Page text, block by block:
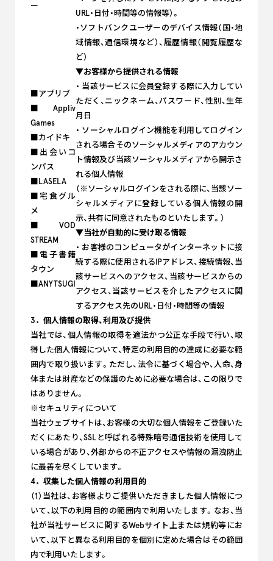
ー
URL・日付・時間等の情報等）。
・ソフトバンクユーザーのデバイス情報（国・地
域情報、通信環境など）、履歴情報（閲覧履歴な
ど）
■アプリブ
■Appliv
Games
■カイドキ
■出会いコ
ンパス
■LASELA
■宅食グル
メ
■VOD
STREAM
■電子書籍
タウン
■ANYTSUGI
▼お客様から提供される情報
・ 当該サービスに会員登録する際に入力してい
ただく、ニックネーム、パスワード、性別、生年
月日
・ ソーシャルログイン機能を利用してログイン
される場合そのソーシャルメディアのアカウン
ト情報及び当該ソーシャルメディアから開示さ
れる個人情報
（※ソーシャルログインをされる際に、当該ソー
シャルメディアに登録している個人情報の開
示、共有に同意されたものといたします。）
▼当社が自動的に受け取る情報
・ お客様のコンピュータがインターネットに接
続する際に使用されるIPアドレス、接続情報、当
該サービスへのアクセス、当該サービスからの
アクセス、当該サービスを介したアクセスに関
するアクセス先のURL・日付・時間等の情報
3．個人情報の取得、利用及び提供
当社では、個人情報の取得を適法かつ公正な手段で行い、取
得した個人情報について、特定の利用目的の達成に必要な範
囲内で取り扱います。ただし、法令に基づく場合や、人命、身
体または財産などの保護のために必要な場合は、この限りで
はありません。
※セキュリティについて
当社ウェブサイトは、お客様の大切な個人情報をご登録いた
だくにあたり、SSLと呼ばれる特殊暗号通信技術を使用して
いる場合があり、外部からの不正アクセスや情報の漏洩防止
に最善を尽くしています。
4．収集した個人情報の利用目的
（1）当社は、お客様よりご提供いただきました個人情報につ
いて、以下の利用目的の範囲内で利用いたします。なお、当
社が当社サービスに関するWebサイト上または規約等にお
いて、以下と異なる利用目的を個別に定めた場合はその範囲
内で利用いたします。